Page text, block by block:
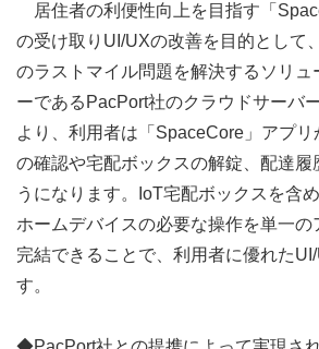
居住者の利便性向上を目指す「
の受け取りUI/UXの改善を目的として
のラストマイル問題を解決するソリュ
ーであるPacPort社のクラウドサーバ
より、利用者は「SpaceCore」アプ
の確認や宅配ボックスの解錠、配達履
うになります。IoT宅配ボックスを含
ホームデバイスの必要な操作を単一
完結できることで、利用者に優れた
す。